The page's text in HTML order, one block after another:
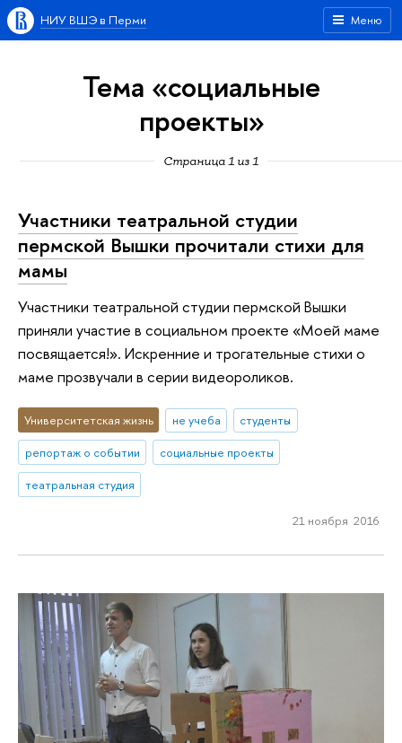
Меню
НИУ ВШЭ в Перми
Тема «социальные
проекты»
Страница 1 из 1
Участники театральной студии
пермской Вышки прочитали стихи для
мамы
Участники театральной студии пермской Вышки
приняли участие в социальном проекте «Моей маме
посвящается!». Искренние и трогательные стихи о
маме прозвучали в серии видеороликов.
Университетская жизнь не учеба
студенты
репортаж о событии
социальные проекты
театральная студия
21 ноября 2016